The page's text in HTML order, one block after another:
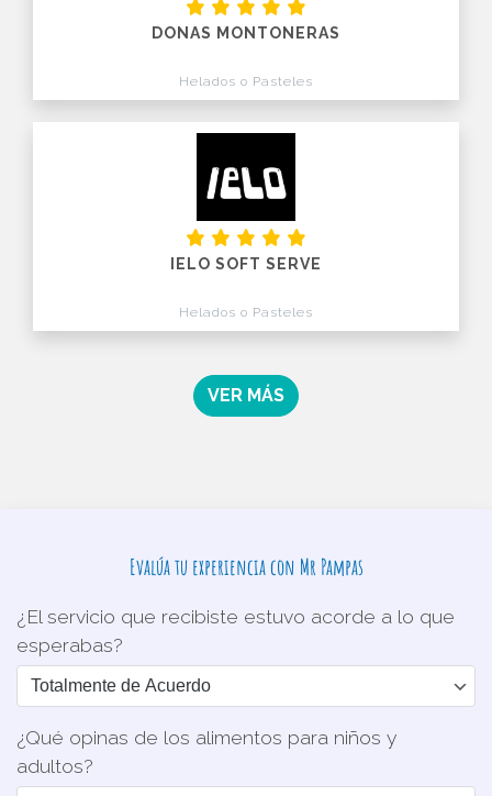
DONAS MONTONERAS
Helados o Pasteles
IELO SOFT SERVE
Helados o Pasteles
VER MÁS
Evalúa tu experiencia con Mr Pampas
¿El servicio que recibiste estuvo acorde a lo que
esperabas?
¿Qué opinas de los alimentos para niños y
adultos?